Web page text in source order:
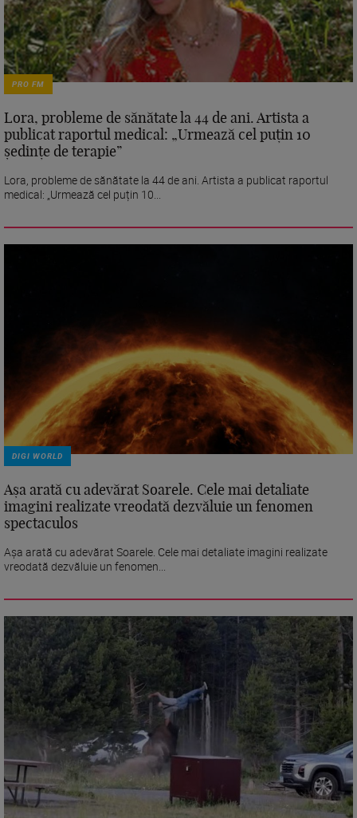
PRO FM
Lora, probleme de sănătate la 44 de ani. Artista a
publicat raportul medical: „Urmează cel puțin 10
ședințe de terapie”
Lora, probleme de sănătate la 44 de ani. Artista a publicat raportul
medical: „Urmează cel puțin 10...
DIGI WORLD
Așa arată cu adevărat Soarele. Cele mai detaliate
imagini realizate vreodată dezvăluie un fenomen
spectaculos
Așa arată cu adevărat Soarele. Cele mai detaliate imagini realizate
vreodată dezvăluie un fenomen...